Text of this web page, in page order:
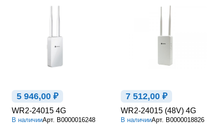
5 946,00 ₽
WR2-24015 4G
В наличииАрт. В0000016248
7 512,00 ₽
WR2-24015 (48V) 4G
В наличииАрт. В0000018826